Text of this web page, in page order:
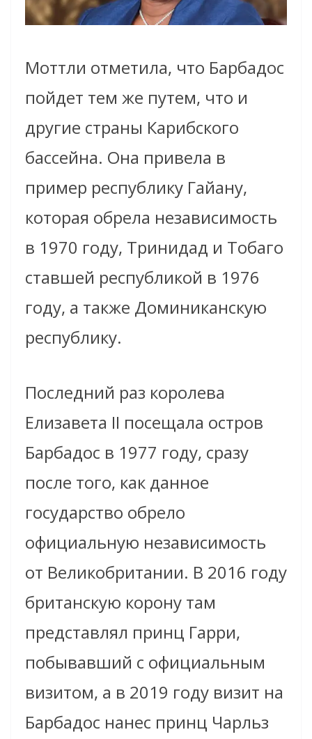
Моттли отметила, что Барбадос
пойдет тем же путем, что и
другие страны Карибского
бассейна. Она привела в
пример республику Гайану,
которая обрела независимость
в 1970 году, Тринидад и Тобаго
ставшей республикой в 1976
году, а также Доминиканскую
республику.
Последний раз королева
Елизавета II посещала остров
Барбадос в 1977 году, сразу
после того, как данное
государство обрело
официальную независимость
от Великобритании. В 2016 году
британскую корону там
представлял принц Гарри,
побывавший с официальным
визитом, а в 2019 году визит на
Барбадос нанес принц Чарльз